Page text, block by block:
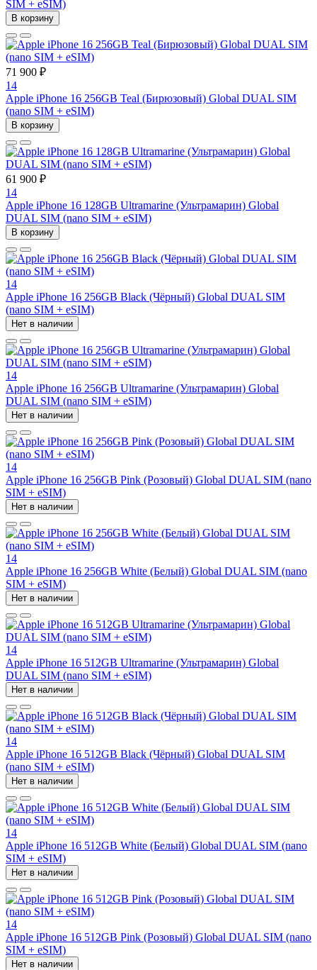
SIM + eSIM)
В корзину
71 900 ₽
14
Apple iPhone 16 256GB Teal (Бирюзовый) Global DUAL SIM
(nano SIM + eSIM)
В корзину
61 900 ₽
14
Apple iPhone 16 128GB Ultramarine (Ультрамарин) Global
DUAL SIM (nano SIM + eSIM)
В корзину
14
Apple iPhone 16 256GB Black (Чёрный) Global DUAL SIM
(nano SIM + eSIM)
Нет в наличии
14
Apple iPhone 16 256GB Ultramarine (Ультрамарин) Global
DUAL SIM (nano SIM + eSIM)
Нет в наличии
14
Apple iPhone 16 256GB Pink (Розовый) Global DUAL SIM (nano
SIM + eSIM)
Нет в наличии
14
Apple iPhone 16 256GB White (Белый) Global DUAL SIM (nano
SIM + eSIM)
Нет в наличии
14
Apple iPhone 16 512GB Ultramarine (Ультрамарин) Global
DUAL SIM (nano SIM + eSIM)
Нет в наличии
14
Apple iPhone 16 512GB Black (Чёрный) Global DUAL SIM
(nano SIM + eSIM)
Нет в наличии
14
Apple iPhone 16 512GB White (Белый) Global DUAL SIM (nano
SIM + eSIM)
Нет в наличии
14
Apple iPhone 16 512GB Pink (Розовый) Global DUAL SIM (nano
SIM + eSIM)
Нет в наличии